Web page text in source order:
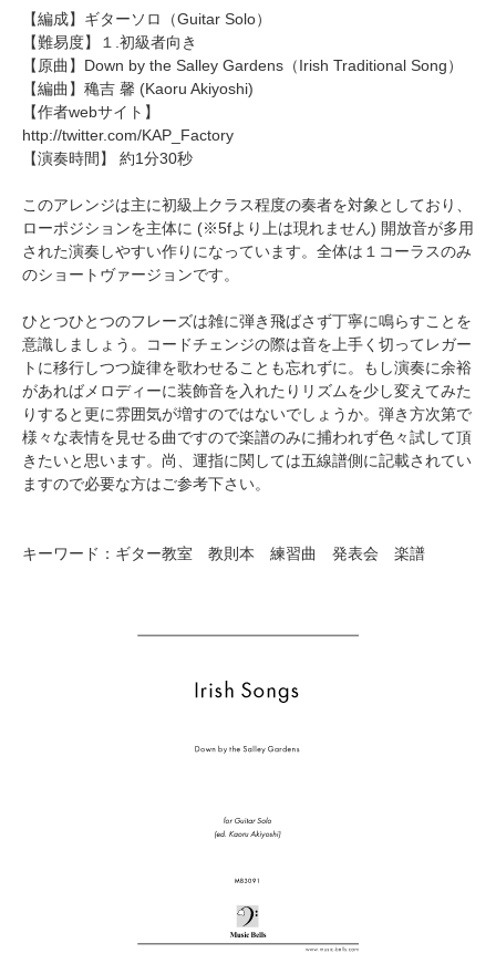
【編成】 ギターソロ
（Guitar Solo）
【難易度】１.初級者向き
【原曲】 Down by the Salley Gardens （Irish Traditional Song）
【編曲】 穐吉 馨 (Kaoru Akiyoshi)
【作者webサイト】
http://twitter.com/KAP_Factory
【演奏時間】 約1分30秒
このアレンジは主に初級上クラス程度の奏者を対象としており、
ローポジションを主体に (※5fより上は現れません) 開放音が多用
された演奏しやすい作りになっています。全体は１コーラスのみ
のショートヴァージョンです。
ひとつひとつのフレーズは雑に弾き飛ばさず丁寧に鳴らすことを
意識しましょう。コードチェンジの際は音を上手く切ってレガー
トに移行しつつ旋律を歌わせることも忘れずに。もし演奏に余裕
があればメロディーに装飾音を入れたりリズムを少し変えてみた
りすると更に雰囲気が増すのではないでしょうか。弾き方次第で
様々な表情を見せる曲ですので楽譜のみに捕われず色々試して頂
きたいと思います。尚、運指に関しては五線譜側に記載されてい
ますので必要な方はご参考下さい。
キーワード：ギター教室 教則本 練習曲 発表会 楽譜